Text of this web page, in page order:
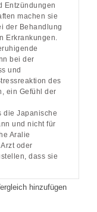
Entzündungen
machen sie
der Behandlung
Erkrankungen.
bei der
und
des
ein Gefühl der
die Japanische
und nicht für
Aralie
oder
dass sie
hinzufügen